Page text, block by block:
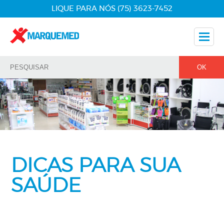
LIQUE PARA NÓS (75) 3623-7452
Nossos Produtos
Dicas
Fale Conosco
DICAS PARA SUA
SAÚDE